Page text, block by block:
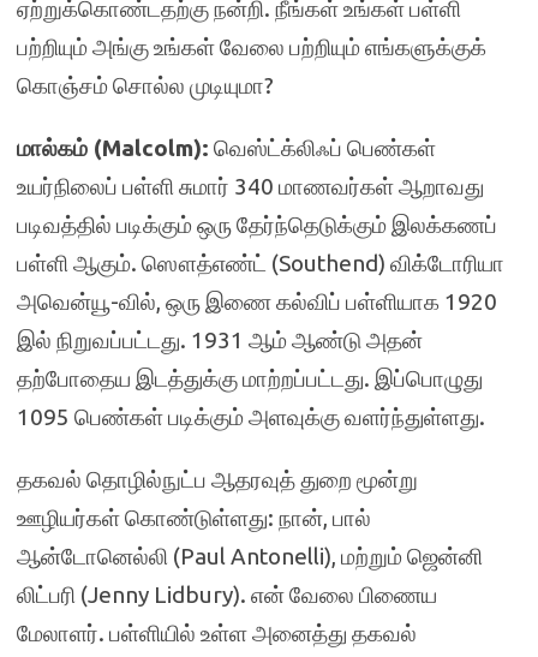
ஏற்றுக்கொண்டதற்கு நன்றி. நீங்கள் உங்கள் பள்ளி
பற்றியும் அங்கு உங்கள் வேலை பற்றியும் எங்களுக்குக்
கொஞ்சம் சொல்ல முடியுமா?
மால்கம் (Malcolm): வெஸ்ட்க்லிஃப் பெண்கள்
உயர்நிலைப் பள்ளி சுமார் 340 மாணவர்கள் ஆறாவது
படிவத்தில் படிக்கும் ஒரு தேர்ந்தெடுக்கும் இலக்கணப்
பள்ளி ஆகும். ஸௌத்எண்ட் (Southend) விக்டோரியா
அவென்யூ-வில், ஒரு இணை கல்விப் பள்ளியாக 1920
இல் நிறுவப்பட்டது. 1931 ஆம் ஆண்டு அதன்
தற்போதைய இடத்துக்கு மாற்றப்பட்டது. இப்பொழுது
1095 பெண்கள் படிக்கும் அளவுக்கு வளர்ந்துள்ளது.
தகவல் தொழில்நுட்ப ஆதரவுத் துறை மூன்று
ஊழியர்கள் கொண்டுள்ளது: நான், பால்
ஆன்டோனெல்லி (Paul Antonelli), மற்றும் ஜென்னி
லிட்பரி (Jenny Lidbury). என் வேலை பிணைய
மேலாளர். பள்ளியில் உள்ள அனைத்து தகவல்